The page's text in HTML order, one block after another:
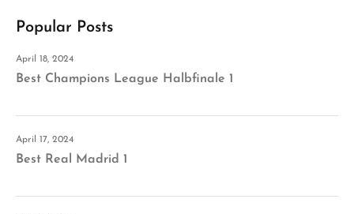
Popular Posts
April 18, 2024
Best Champions League Halbfinale 1
April 17, 2024
Best Real Madrid 1